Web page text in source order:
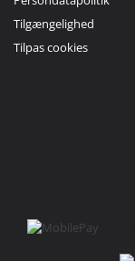
Tilgængelighed
Tilpas cookies